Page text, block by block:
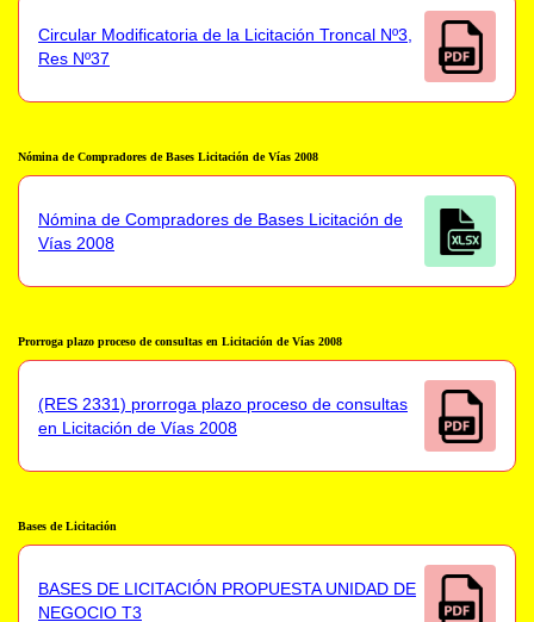
Circular Modificatoria de la Licitación Troncal Nº3,
Res Nº37
Nómina de Compradores de Bases Licitación de Vías 2008
Nómina de Compradores de Bases Licitación de
Vías 2008
Prorroga plazo proceso de consultas en Licitación de Vías 2008
(RES 2331) prorroga plazo proceso de consultas
en Licitación de Vías 2008
Bases de Licitación
BASES DE LICITACIÓN PROPUESTA UNIDAD DE
NEGOCIO T3